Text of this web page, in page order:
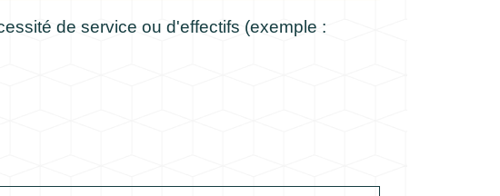
de service ou d'effectifs (exemple :